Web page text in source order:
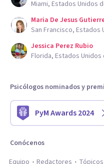
Miami, Estados Unidos
Maria De Jesus
San Francisco, Estados
Jessica Perez Rubio
Florida, Estados Unidos
Psicólogos nominados y
PyM Awards 2024
Conócenos
Equipo
Redactores Tópicos